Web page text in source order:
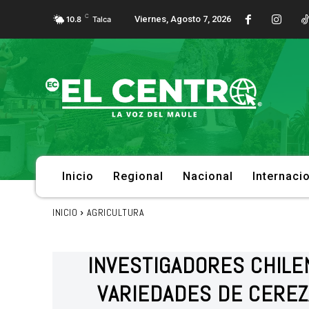
10.8 C Talca Viernes, Agosto 7, 2026
Inicio Regional Nacional
INICIO AGRICULTURA
INVESTIGADORES
VARIEDADES DE